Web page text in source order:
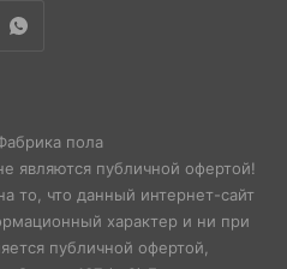
пола
являются публичной офертой!
то, что данный интернет-сайт
характер и ни при
публичной офертой,